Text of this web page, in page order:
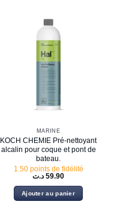
MARINE
KOCH CHEMIE Pré-nettoyant
alcalin pour coque et pont de
bateau.
1.50 points de fidélité
59.90 د.ت
Ajouter au panier